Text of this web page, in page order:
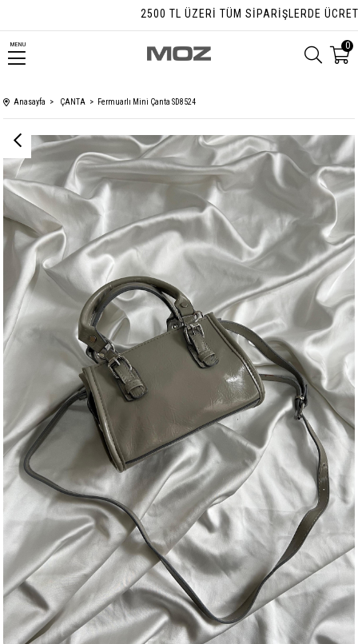
2500 TL ÜZERI TÜM SIPARIŞLERDE
MENU 0
Anasayfa ÇANTA Fermuarlı Mini Çanta SD8524